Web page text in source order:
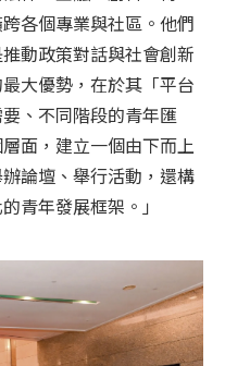
各個專業與社區。他們
動政策對話與社會創新
大優勢，在於其「平台
、不同階段的青年匯
面，建立一個由下而上
論壇、舉行活動，還構
青年發展框架。」